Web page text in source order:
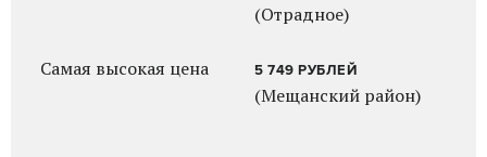
(Отрадное)
Самая высокая цена 5 749 РУБЛЕЙ
(Мещанский район)